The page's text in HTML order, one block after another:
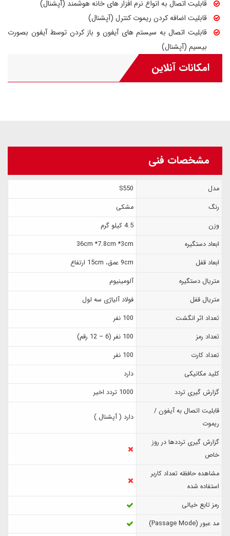
قابلیت اتصال به انواع نرم افزار های خانه هوشمند (آپشنال)
قابلیت اضافه کردن ریموت کنترل (آپشنال)
قابلیت اتصال به سیستم های آیفون و باز کردن توسط آیفون بصورت
بیسیم (آپشنال)
امکانات آنلاین
مشخصات فنی
مدل
S550
رنگ
مشکی
وزن
4.5 کیلو گرم
ابعاد دستگیره
36cm *7.8cm *3cm
ابعاد قفل
9cm عمق، 15cm ارتفاع
متریال دستگیره
آلومینیوم
متریال قفل
فولاد آلیاژی سه لول
تعداد اثر انگشت
100 نفر
تعداد رمز
100 نفر (6 – 12 رقم)
تعداد کارت
100 نفر
کلید مکانیکی
دارد
گزارش‌ گیری تردد
1000 تردد اخیر
قابلیت اتصال به آیفون /
ریموت
دارد ( آپشنال )
گزارش گیری ترددها در روز
خاص
مشاهده حافظه تعداد کاربر
استفاده شده
رمز تابع خیالی
مد عبور (Passage Mode)